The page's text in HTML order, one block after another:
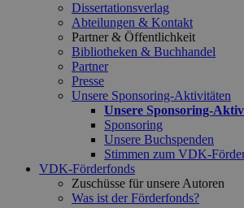
Dissertationsverlag
Abteilungen & Kontakt
Partner & Öffentlichkeit
Bibliotheken & Buchhandel
Partner
Presse
Unsere Sponsoring-Aktivitäten
Unsere Sponsoring-
Sponsoring
Unsere Buchspenden
Stimmen zum VDK-
VDK-Förderfonds
Zuschüsse für unsere Autoren
Was ist der Förderfonds?